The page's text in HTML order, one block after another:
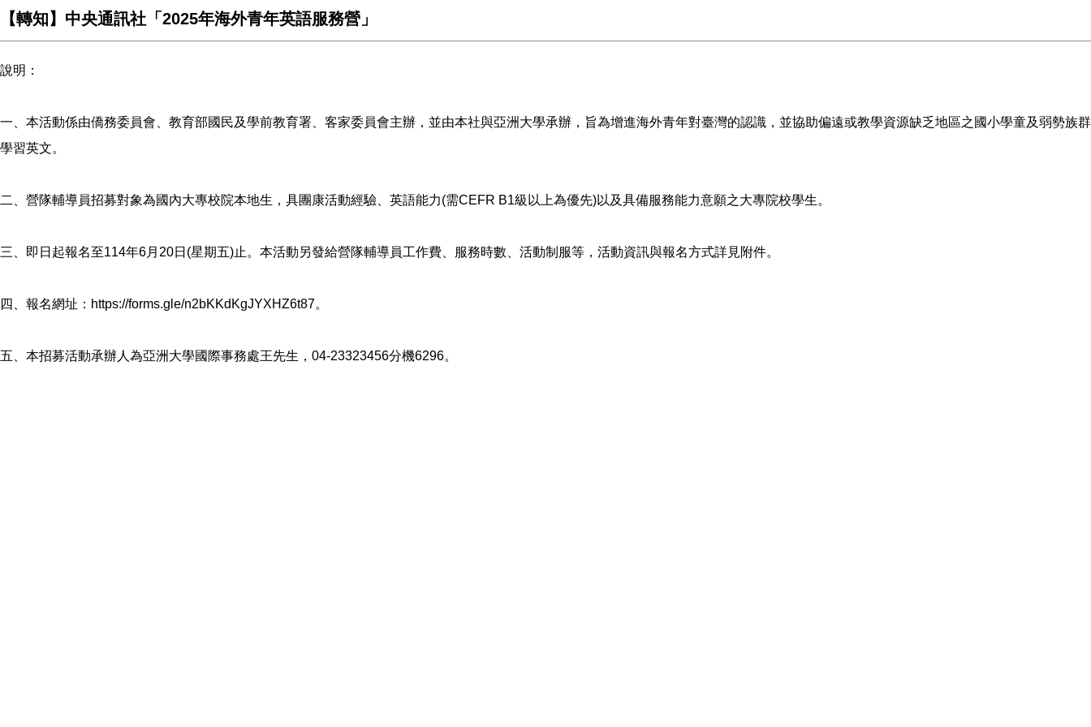
【轉知】中央通訊社「2025年海外青年英語服務營」
說明：
一、本活動係由僑務委員會、教育部國民及學前教育署、客家委員會主辦，並由本社與亞洲大學承辦，旨為增進海外青年對臺灣的認識，並協助偏遠或教學資源缺乏地區之國小學童及弱勢族群
學習英文。
二、營隊輔導員招募對象為國內大專校院本地生，具團康活動經驗、英語能力(需CEFR B1級以上為優先)以及具備服務能力意願之大專院校學生。
三、即日起報名至114年6月20日(星期五)止。本活動另發給營隊輔導員工作費、服務時數、活動制服等，活動資訊與報名方式詳見附件。
四、報名網址：https://forms.gle/n2bKKdKgJYXHZ6t87。
五、本招募活動承辦人為亞洲大學國際事務處王先生，04-23323456分機6296。